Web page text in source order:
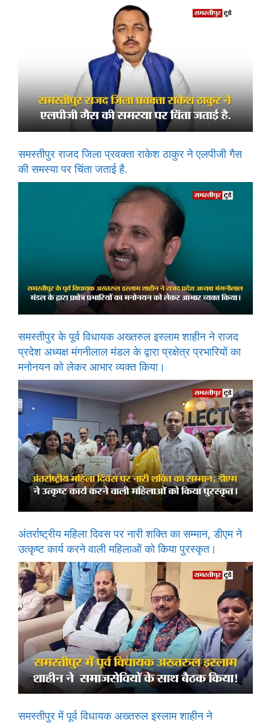
समस्तीपुर राजद जिला प्रवक्ता राकेश ठाकुर ने एलपीजी गैस
की समस्या पर चिंता जताई है.
समस्तीपुर के पूर्व विधायक अख्तरुल इस्लाम शाहीन ने राजद
प्रदेश अध्यक्ष मंगनीलाल मंडल के द्वारा प्रक्षेत्र प्रभारियों का
मनोनयन को लेकर आभार व्यक्त किया।
अंतर्राष्ट्रीय महिला दिवस पर नारी शक्ति का सम्मान, डीएम ने
उत्कृष्ट कार्य करने वाली महिलाओं को किया पुरस्कृत।
समस्तीपुर में पूर्व विधायक अख्तरुल इस्लाम शाहीन ने